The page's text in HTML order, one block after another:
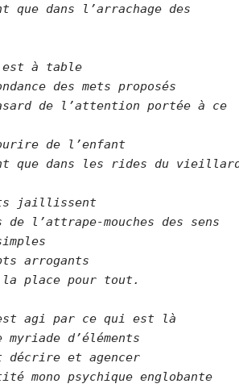
que dans l’arrachage des
est à table
des mets proposés
de l’attention portée à ce
de l’enfant
que dans les rides du
jaillissent
de l’attrape-mouches des sens
arrogants
place pour tout.
agi par ce qui est là
myriade d’éléments
décrire et agencer
mono psychique englobante